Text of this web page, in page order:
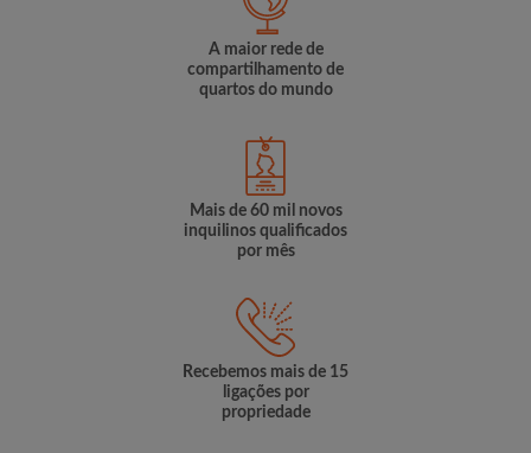
A maior rede de
compartilhamento de
quartos do mundo
Mais de 60 mil novos
inquilinos qualificados
por mês
Recebemos mais de 15
ligações por
propriedade